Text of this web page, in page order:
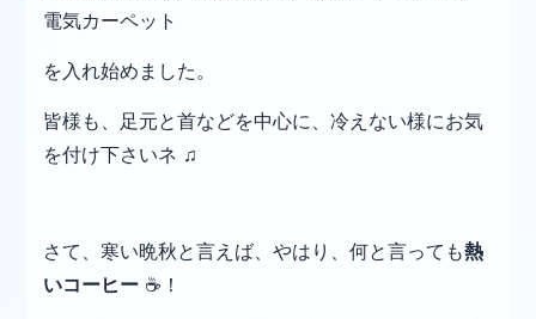
電気カーペット
を入れ始めました。
皆様も、足元と首などを中心に、冷えない様にお気
を付け下さいネ ♫
さて、寒い晩秋と言えば、やはり、何と言っても熱
いコーヒー ☕！